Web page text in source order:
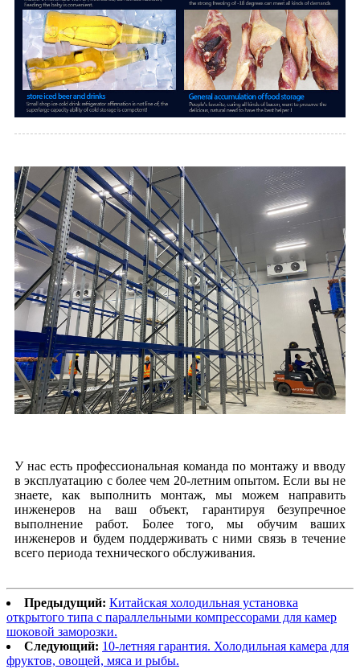
У нас есть профессиональная команда по монтажу и вводу
в эксплуатацию с более чем 20-летним опытом. Если вы не
знаете, как выполнить монтаж, мы можем направить
инженеров на ваш объект, гарантируя безупречное
выполнение работ. Более того, мы обучим ваших
инженеров и будем поддерживать с ними связь в течение
всего периода технического обслуживания.
Предыдущий: Китайская холодильная установка
открытого типа с параллельными компрессорами для камер
шоковой заморозки.
Следующий: 10-летняя гарантия. Холодильная камера для
фруктов, овощей, мяса и рыбы.